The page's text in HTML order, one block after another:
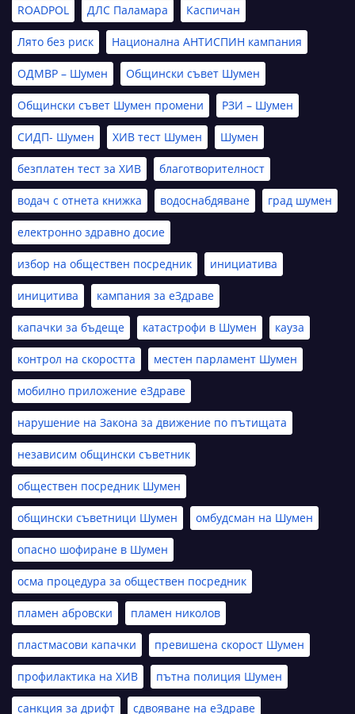
ROADPOL ДЛС Паламара Каспичан
Лято без риск Национална АНТИСПИН кампания
ОДМВР – Шумен Общински съвет Шумен
Общински съвет Шумен промени РЗИ – Шумен
СИДП- Шумен ХИВ тест Шумен Шумен
безплатен тест за ХИВ благотворителност
водач с отнета книжка водоснабдяване град шумен
електронно здравно досие
избор на обществен посредник инициатива
иницитива кампания за еЗдраве
капачки за бъдеще катастрофи в Шумен кауза
контрол на скоростта местен парламент Шумен
мобилно приложение еЗдраве
нарушение на Закона за движение по пътищата
независим общински съветник
обществен посредник Шумен
общински съветници Шумен омбудсман на Шумен
опасно шофиране в Шумен
осма процедура за обществен посредник
пламен абровски пламен николов
пластмасови капачки превишена скорост Шумен
профилактика на ХИВ пътна полиция Шумен
санкция за дрифт сдвояване на еЗдраве